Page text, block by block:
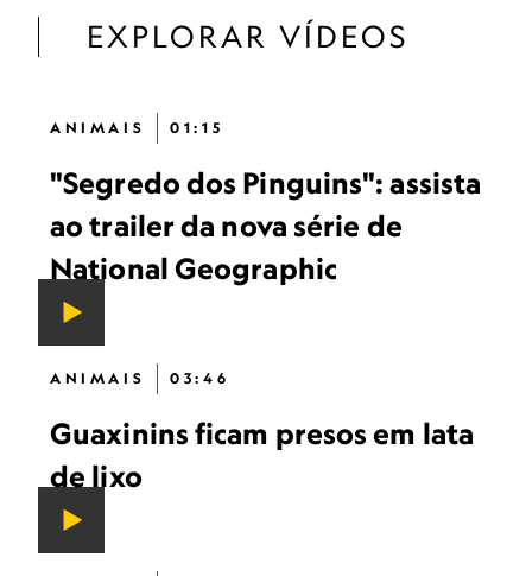
EXPLORAR VÍDEOS
ANIMAIS 01:15
"Segredo dos Pinguins": assista
ao trailer da nova série de
National Geographic
ANIMAIS 03:46
Guaxinins ficam presos em lata
de lixo